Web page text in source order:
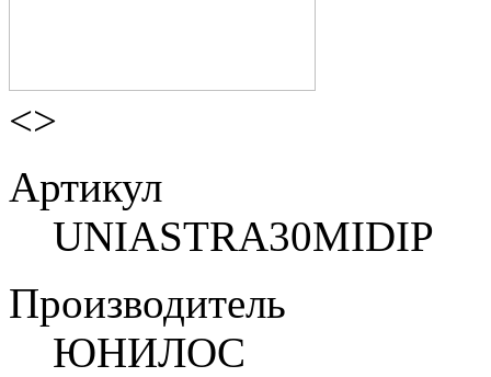
<>
Артикул
UNIASTRA30MIDIP
Производитель
ЮНИЛОС